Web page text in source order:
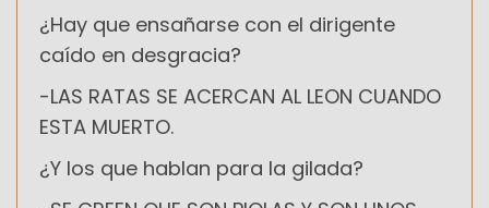
¿Hay que ensañarse con el dirigente
caído en desgracia?
-LAS RATAS SE ACERCAN AL LEON CUANDO
ESTA MUERTO.
¿Y los que hablan para la gilada?